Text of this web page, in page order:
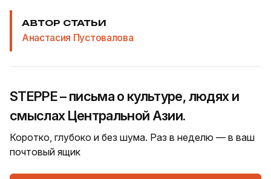
АВТОР СТАТЬИ
Анастасия Пустовалова
STEPPE – письма о культуре, людях и
смыслах Центральной Азии.
Коротко, глубоко и без шума. Раз в неделю — в ваш
почтовый ящик